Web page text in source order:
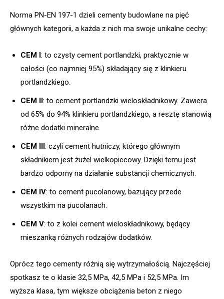
Norma PN-EN 197-1 dzieli cementy budowlane na pięć
głównych kategorii, a każda z nich ma swoje unikalne cechy:
CEM I: to czysty cement portlandzki, praktycznie w
całości (co najmniej 95%) składający się z klinkieru
portlandzkiego.
CEM II: to cement portlandzki wieloskładnikowy. Zawiera
od 65% do 94% klinkieru portlandzkiego, a resztę stanowią
różne dodatki mineralne.
CEM III: czyli cement hutniczy, którego głównym
składnikiem jest żużel wielkopiecowy. Dzięki temu jest
bardzo odporny na działanie substancji chemicznych.
CEM IV: to cement pucolanowy, bazujący przede
wszystkim na pucolanach.
CEM V: to z kolei cement wieloskładnikowy, będący
mieszanką różnych rodzajów dodatków.
Oprócz tego cementy różnią się wytrzymałością. Najczęściej
spotkasz te o klasie 32,5 MPa, 42,5 MPa i 52,5 MPa. Im
wyższa klasa, tym większe obciążenia beton z niego